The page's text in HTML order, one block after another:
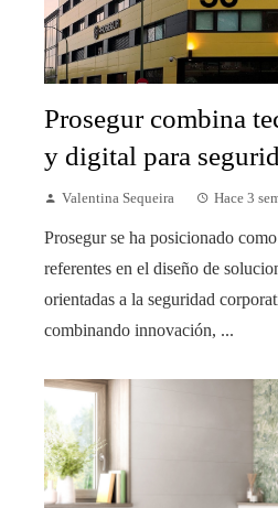
Prosegur combina
y digital para
Valentina Sequeira Hace 3
Prosegur se ha posicionado
referentes en el diseño de
orientadas a la seguridad
combinando innovación, ...